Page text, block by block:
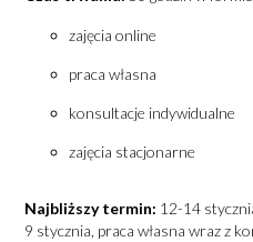
zajęcia online
praca własna
konsultacje indywidualne
zajęcia stacjonarne
Najbliższy termin: 12-14
9 stycznia, praca własna wraz z